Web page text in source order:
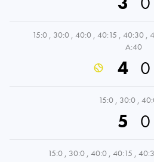
15:0 , 30:0 , 40:0 , 40:15 , 40:30 ,
A:40
4 0
15:0 , 30:0 ,
5 0
15:0 , 30:0 , 40:0 , 40:15 ,